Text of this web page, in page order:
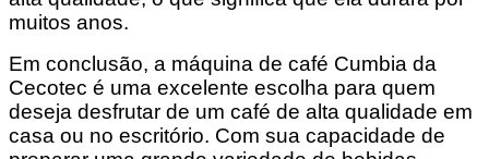
muitos anos.
Em conclusão, a máquina de café Cumbia da
Cecotec é uma excelente escolha para quem
deseja desfrutar de um café de alta qualidade em
casa ou no escritório. Com sua capacidade de